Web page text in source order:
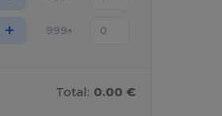
+ 999+
Total: 0.00 €